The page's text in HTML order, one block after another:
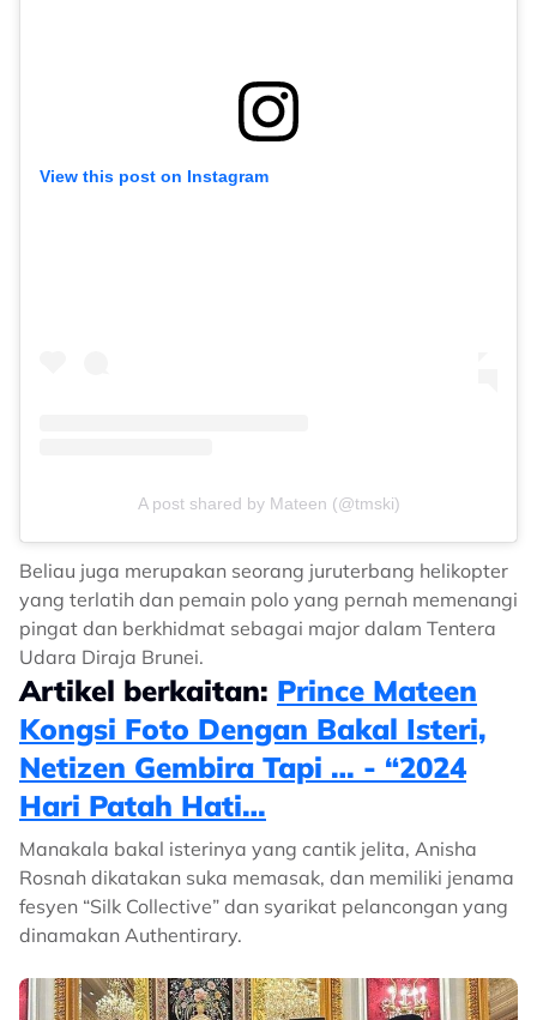
View this post on Instagram
A post shared by Mateen (@tmski)
Beliau juga merupakan seorang juruterbang helikopter
yang terlatih dan pemain polo yang pernah memenangi
pingat dan berkhidmat sebagai major dalam Tentera
Udara Diraja Brunei.
Artikel berkaitan: Prince Mateen
Kongsi Foto Dengan Bakal Isteri,
Netizen Gembira Tapi … - “2024
Hari Patah Hati…
Manakala bakal isterinya yang cantik jelita, Anisha
Rosnah dikatakan suka memasak, dan memiliki jenama
fesyen “Silk Collective” dan syarikat pelancongan yang
dinamakan Authentirary.